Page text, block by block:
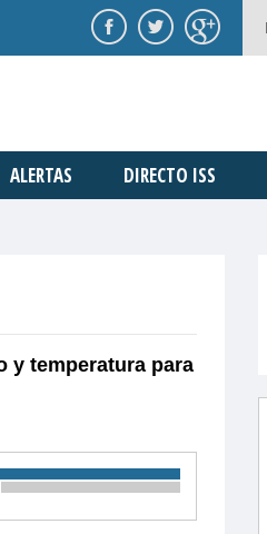
ALERTAS DIRECTO ISS
y temperatura para